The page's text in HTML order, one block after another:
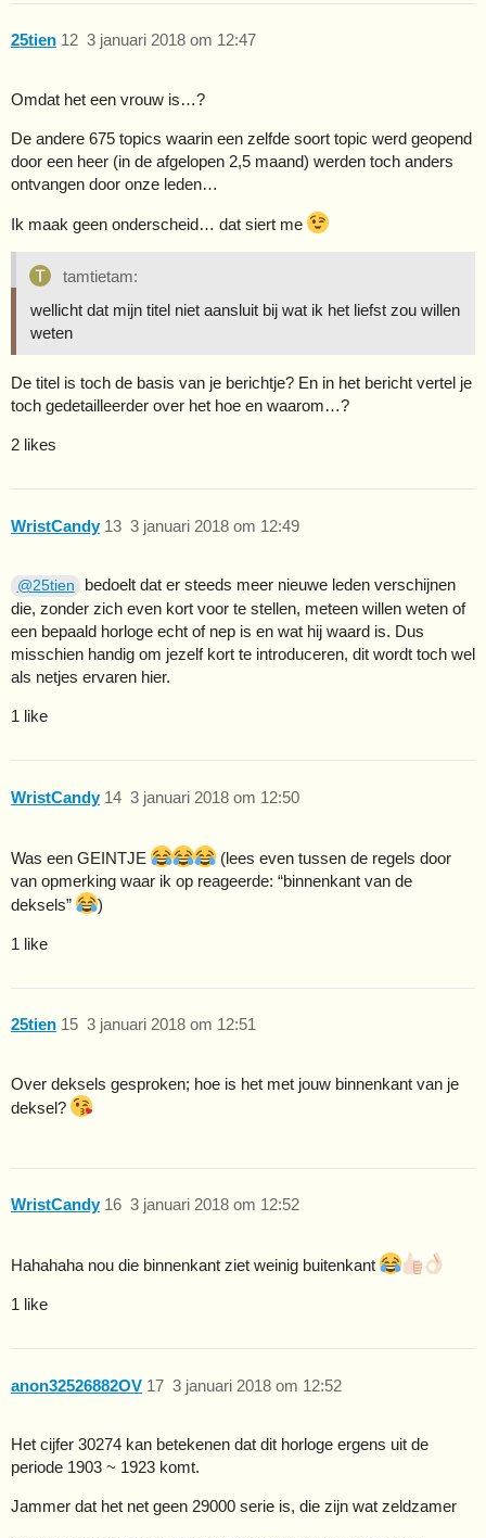
25tien 3 januari 2018 om 12:47
12
Omdat het een vrouw is…?
De andere 675 topics waarin een zelfde soort topic werd geopend
door een heer (in de afgelopen 2,5 maand) werden toch anders
ontvangen door onze leden…
Ik maak geen onderscheid… dat siert me
tamtietam:
wellicht dat mijn titel niet aansluit bij wat ik het liefst zou willen
weten
De titel is toch de basis van je berichtje? En in het bericht vertel je
toch gedetailleerder over het hoe en waarom…?
2 likes
WristCandy 3 januari 2018 om 12:49
13
@25tien
bedoelt dat er steeds meer nieuwe leden verschijnen
die, zonder zich even kort voor te stellen, meteen willen weten of
een bepaald horloge echt of nep is en wat hij waard is. Dus
misschien handig om jezelf kort te introduceren, dit wordt toch wel
als netjes ervaren hier.
1 like
WristCandy 3 januari 2018 om 12:50
14
Was een GEINTJE
(lees even tussen de regels door
van opmerking waar ik op reageerde: “binnenkant van de
deksels”
)
1 like
25tien 3 januari 2018 om 12:51
15
Over deksels gesproken; hoe is het met jouw binnenkant van je
deksel?
WristCandy 3 januari 2018 om 12:52
16
Hahahaha nou die binnenkant ziet weinig buitenkant
1 like
anon32526882OV 3 januari 2018 om 12:52
17
Het cijfer 30274 kan betekenen dat dit horloge ergens uit de
periode 1903 ~ 1923 komt.
Jammer dat het net geen 29000 serie is, die zijn wat zeldzamer